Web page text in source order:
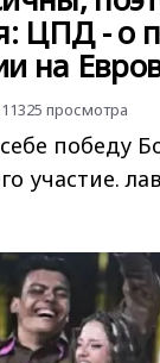
ЦПД - о
на
11325 просмотра
победу
участие.